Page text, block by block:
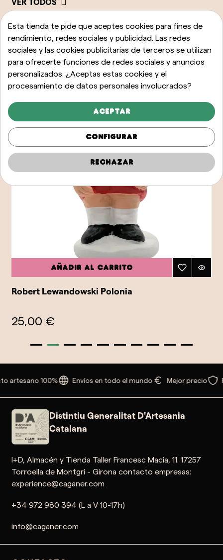
VER TODOS
Añadir al carrito
Robert Lewandowski Polonia
25,00 €
artesano 100% Envíos en todo el mundo Mejor precio
Distintiu Generalitat D'Artesania
Catalana
I+D, Almacén y Tienda Taller Francesc Macia, 11. 17257
Torroella de Montgrí - Girona contacto empresas:
experience@caganer.com
+34 972 980 394 (L a V 10-17h)
info@caganer.com
Esta tienda te pide que aceptes cookies para fines de
rendimiento, redes sociales y publicidad. Las redes
sociales y las cookies publicitarias de terceros se utilizan
para ofrecerte funciones de redes sociales y anuncios
personalizados. ¿Aceptas estas cookies y el
procesamiento de datos personales involucrados?
Aceptar
Configurar
Rechazar